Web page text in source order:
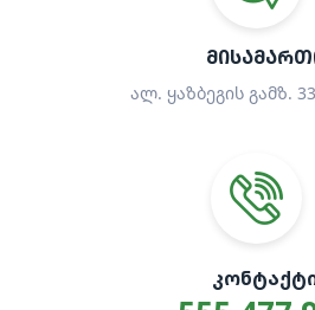
ალ. ყაზბეგის გამზ.